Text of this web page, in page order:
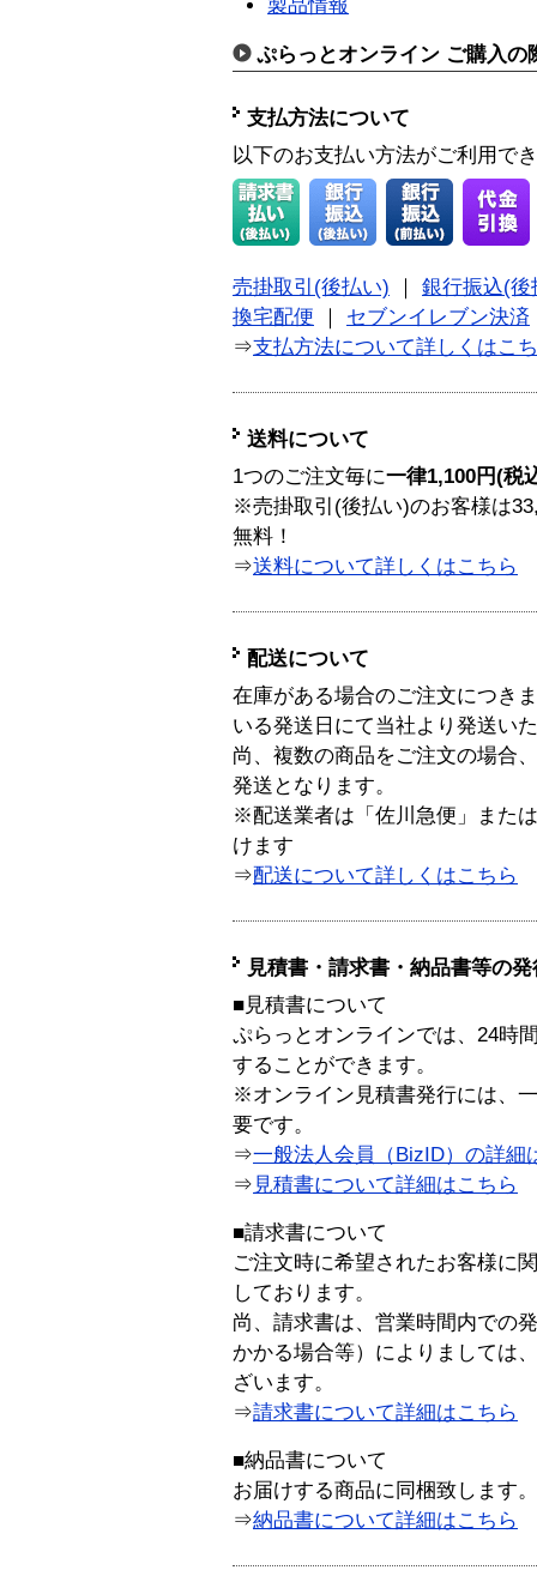
製品情報
ぷらっとオンライン ご購入の
支払方法について
以下のお支払い方法がご利用で
売掛取引(後払い)
銀行振込(後
換宅配便
セブンイレブン決済
⇒支払方法について詳しくはこ
送料について
1つのご注文毎に一律1,100円(税
※売掛取引(後払い)のお客様は
無料！
⇒送料について詳しくはこちら
配送について
在庫がある場合のご注文につき
いる発送日にて当社より発送い
尚、複数の商品をご注文の場合
発送となります。
※配送業者は「佐川急便」また
けます
⇒配送について詳しくはこちら
見積書・請求書・納品書等の
■見積書について
ぷらっとオンラインでは、24時
することができます。
※オンライン見積書発行には、
要です。
⇒一般法人会員（BizID）の詳細
⇒ 見積書について詳細はこちら
■請求書について
ご注文時に希望されたお客様に
しております。
尚、請求書は、営業時間内での
かかる場合等）によりましては
ざいます。
⇒請求書について詳細はこちら
■納品書について
お届けする商品に同梱致します。
⇒納品書について詳細はこちら